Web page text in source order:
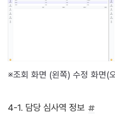
※조회 화면 (왼쪽) 수정 화면(
4-1. 담당 심사역 정보